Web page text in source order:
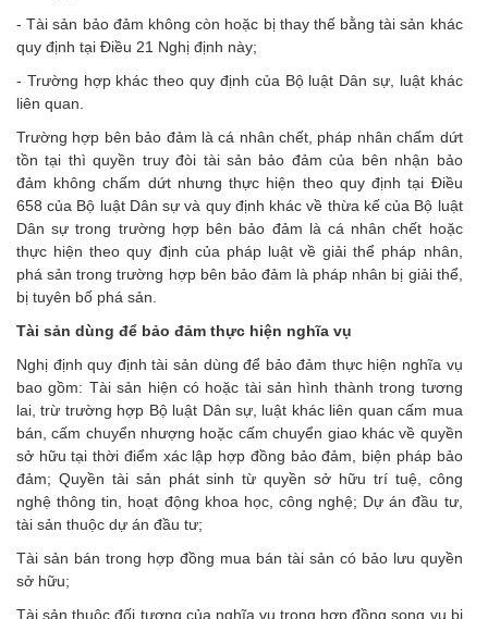
- Tài sản bảo đảm không còn hoặc bị thay thế bằng tài sản khác
quy định tại Điều 21 Nghị định này;
- Trường hợp khác theo quy định của Bộ luật Dân sự, luật khác
liên quan.
Trường hợp bên bảo đảm là cá nhân chết, pháp nhân chấm dứt
tồn tại thì quyền truy đòi tài sản bảo đảm của bên nhận bảo
đảm không chấm dứt nhưng thực hiện theo quy định tại Điều
658 của Bộ luật Dân sự và quy định khác về thừa kế của Bộ luật
Dân sự trong trường hợp bên bảo đảm là cá nhân chết hoặc
thực hiện theo quy định của pháp luật về giải thể pháp nhân,
phá sản trong trường hợp bên bảo đảm là pháp nhân bị giải thể,
bị tuyên bố phá sản.
Tài sản dùng để bảo đảm thực hiện nghĩa vụ
Nghị định quy định tài sản dùng để bảo đảm thực hiện nghĩa vụ
bao gồm: Tài sản hiện có hoặc tài sản hình thành trong tương
lai, trừ trường hợp Bộ luật Dân sự, luật khác liên quan cấm mua
bán, cấm chuyển nhượng hoặc cấm chuyển giao khác về quyền
sở hữu tại thời điểm xác lập hợp đồng bảo đảm, biện pháp bảo
đảm; Quyền tài sản phát sinh từ quyền sở hữu trí tuệ, công
nghệ thông tin, hoạt động khoa học, công nghệ; Dự án đầu tư,
tài sản thuộc dự án đầu tư;
Tài sản bán trong hợp đồng mua bán tài sản có bảo lưu quyền
sở hữu;
Tài sản thuộc đối tượng của nghĩa vụ trong hợp đồng song vụ bị